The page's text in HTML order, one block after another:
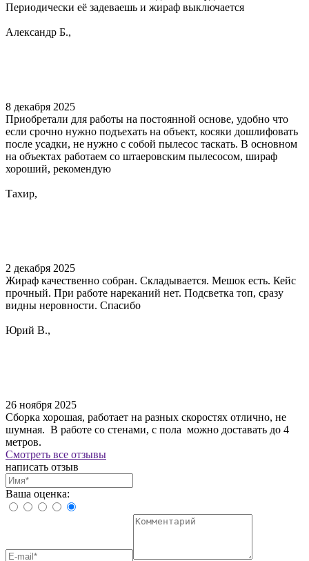
Периодически её задеваешь и жираф выключается
Александр Б.,
8 декабря 2025
Приобретали для работы на постоянной основе, удобно что
если срочно нужно подъехать на объект, косяки дошлифовать
после усадки, не нужно с собой пылесос таскать. В основном
на объектах работаем со штаеровским пылесосом, шираф
хороший, рекомендую
Тахир,
2 декабря 2025
Жираф качественно собран. Складывается. Мешок есть. Кейс
прочный. При работе нареканий нет. Подсветка топ, сразу
видны неровности. Спасибо
Юрий В.,
26 ноября 2025
Сборка хорошая, работает на разных скоростях отлично, не
шумная. В работе со стенами, с пола можно доставать до 4
метров.
Смотреть все отзывы
написать отзыв
Ваша оценка: